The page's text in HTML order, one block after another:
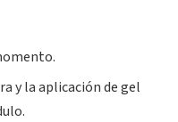
y la aplicación de gel